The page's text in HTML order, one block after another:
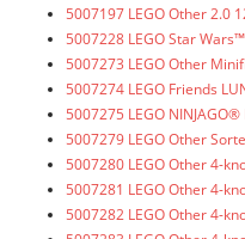
5007197 LEGO Other 2.0
5007228 LEGO Star
5007273 LEGO Other
5007274 LEGO Friends
5007275 LEGO NINJAGO®
5007279 LEGO Other
5007280 LEGO Other 4-
5007281 LEGO Other 4-
5007282 LEGO Other 4-